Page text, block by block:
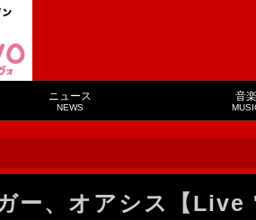
ニュース
NEWS
音楽
ー、オアシス【Live